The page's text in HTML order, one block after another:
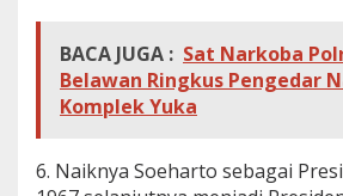
BACA JUGA : Sat Narkoba
Belawan Ringkus Pengedar
Komplek Yuka
6. Naiknya Soeharto sebagai